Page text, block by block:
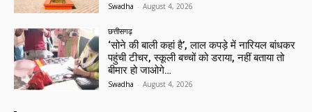
Swadha - August 4, 2026
छत्तीसगढ़
‘सोने की बाली कहां है’, लाल कपड़े में नारियल बांधकर
पहुंची टीचर, स्कूली बच्चों को डराया, नहीं बताया तो
बीमार हो जाओगे…
Swadha - August 4, 2026